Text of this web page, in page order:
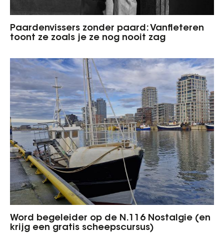
Paardenvissers zonder paard: Vanfleteren
toont ze zoals je ze nog nooit zag
Word begeleider op de N.116 Nostalgie (en
krijg een gratis scheepscursus)